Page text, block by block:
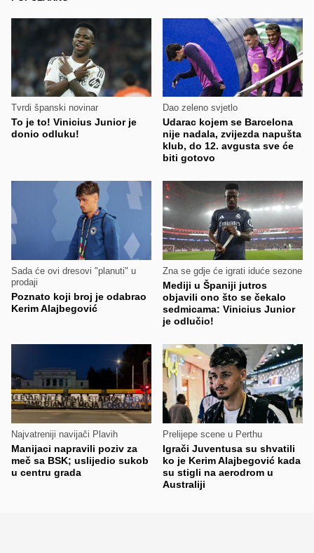
Tvrdi španski novinar
To je to! Vinicius Junior je
donio odluku!
Dao zeleno svjetlo
Udarac kojem se Barcelona
nije nadala, zvijezda napušta
klub, do 12. avgusta sve će
biti gotovo
Sada će ovi dresovi "planuti" u
prodaji
Poznato koji broj je odabrao
Kerim Alajbegović
Zna se gdje će igrati iduće sezone
Mediji u Španiji jutros
objavili ono što se čekalo
sedmicama: Vinicius Junior
je odlučio!
Najvatreniji navijači Plavih
Manijaci napravili poziv za
meč sa BSK; uslijedio sukob
u centru grada
Prelijepe scene u Perthu
Igrači Juventusa su shvatili
ko je Kerim Alajbegović kada
su stigli na aerodrom u
Australiji